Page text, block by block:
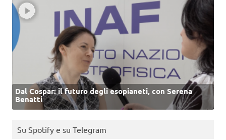
Dal Cospar: il futuro degli esopianeti, con Serena
Benatti
Su Spotify e su Telegram